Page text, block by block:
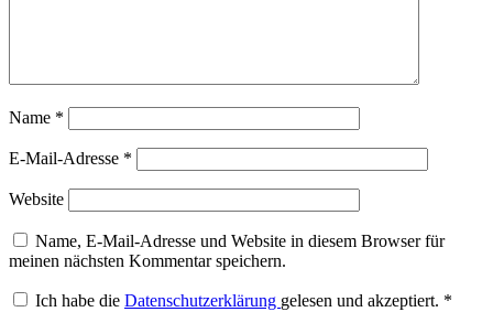
Name *
E-Mail-Adresse *
Website
Name, E-Mail-Adresse und Website in diesem Browser für
meinen nächsten Kommentar speichern.
Ich habe die Datenschutzerklärung gelesen und akzeptiert. *